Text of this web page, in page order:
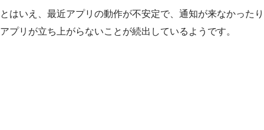
とはいえ、最近アプリの動作が不安定で、通知が来なかったり
アプリが立ち上がらないことが続出しているようです。